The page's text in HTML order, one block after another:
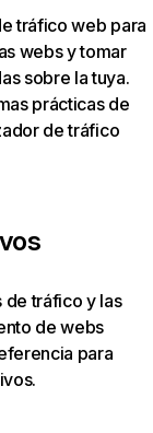
tráfico web para
webs y tomar
sobre la tuya.
prácticas de
de tráfico
de tráfico y las
de webs
para